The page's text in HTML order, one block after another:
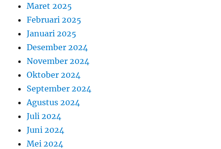
Maret 2025
Februari 2025
Januari 2025
Desember 2024
November 2024
Oktober 2024
September 2024
Agustus 2024
Juli 2024
Juni 2024
Mei 2024